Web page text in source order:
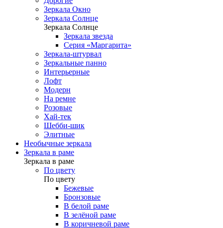
Зеркала Окно
Зеркала Солнце
Зеркала Солнце
Зеркала звезда
Серия «Маргарита»
Зеркала-штурвал
Зеркальные панно
Интерьерные
Лофт
Модерн
На ремне
Розовые
Хай-тек
Шебби-шик
Элитные
Необычные зеркала
Зеркала в раме
Зеркала в раме
По цвету
По цвету
Бежевые
Бронзовые
В белой раме
В зелёной раме
В коричневой раме